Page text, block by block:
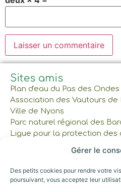
Gérer le
Des petits cookies pour rendre votre
poursuivant, vous acceptez leur
Sites amis
Plan d'eau du Pas des Ondes
Association des Vautours de
Ville de Nyons
Parc naturel régional des
Ligue pour la protection des
Réservations et tarifs
Nos cabanes et tente